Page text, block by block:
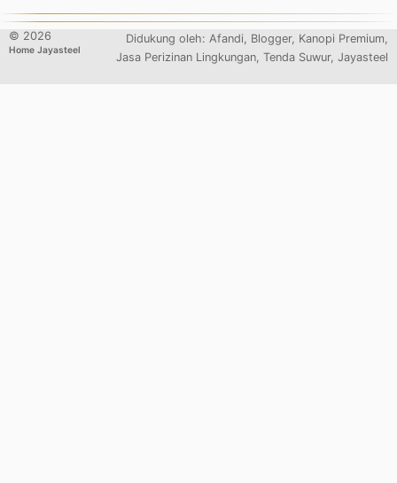
© 2026
Home Jayasteel
Didukung oleh: Afandi Blogger, Kanopi Premium,
Jasa Perizinan Lingkungan, Tenda Suwur, Jayasteel